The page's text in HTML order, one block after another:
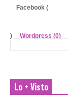
Facebook (
) Wordpress (0)
Lo + Visto